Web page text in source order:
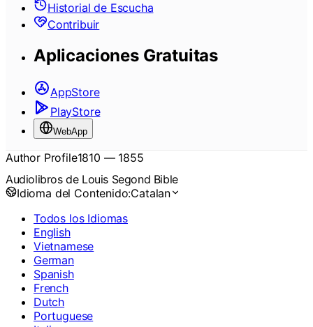
Historial de Escucha
Contribuir
Aplicaciones Gratuitas
AppStore
PlayStore
WebApp
Author Profile1810 — 1855
Audiolibros de Louis Segond Bible
Idioma del Contenido:Catalan
Todos los Idiomas
English
Vietnamese
German
Spanish
French
Dutch
Portuguese